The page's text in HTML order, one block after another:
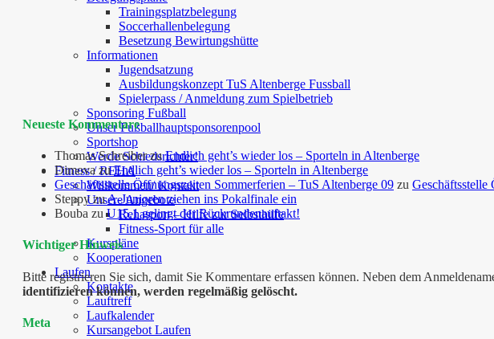
Trainingsplatzbelegung
Soccerhallenbelegung
Besetzung Bewirtungshütte
Informationen
Jugendsatzung
Ausbildungskonzept TuS Altenberge Fussball
Spielerpass / Anmeldung zum Spielbetrieb
Sponsoring Fußball
Unser Fußballhauptsponsorenpool
Sportshop
Werde Schiedsrichter!
Fitness / REHA
Willkommen/ Kontakt
Unsere Angebote
Rehasport – Hilfe zur Selbsthilfe
Fitness-Sport für alle
Kurspläne
Kooperationen
Laufen
Kontakte
Lauftreff
Laufkalender
Kursangebot Laufen
Neueste Kommentare
Thomas SchreiberzuEndlich geht’s wieder los – Sporteln in Altenberge
DimovazuEndlich geht’s wieder los – Sporteln in Altenberge
Geschäftsstelle Öffnungszeiten Sommerferien – TuS Altenberge 09 zu Geschäftsstelle
SteppyzuA-Junioren ziehen ins Pokalfinale ein
Bouba zuU15.1 gelingt der Rückrundenauftakt!
Wichtiger Hinweis
Bitte registrieren Sie sich, damit Sie Kommentare erfassen können. Neben dem
identifizieren können, werden regelmäßig gelöscht.
Meta